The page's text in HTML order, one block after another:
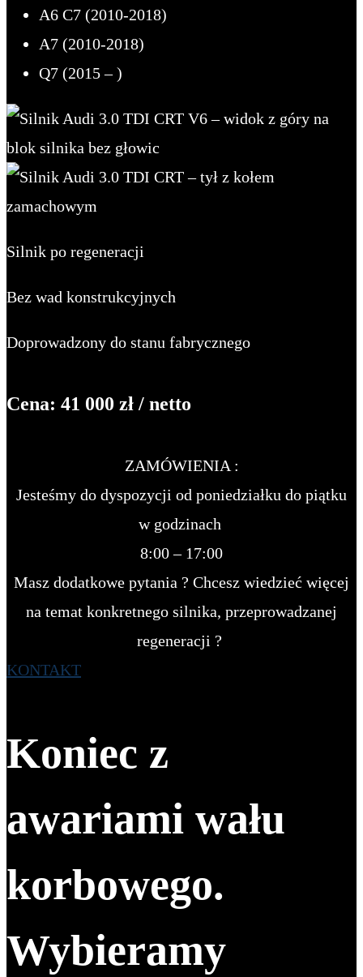
A6 C7 (2010-2018)
A7 (2010-2018)
Q7 (2015 – )
Silnik po regeneracji
Bez wad konstrukcyjnych
Doprowadzony do stanu fabrycznego
Cena: 41 000 zł / netto
ZAMÓWIENIA :
Jesteśmy do dyspozycji od poniedziałku do piątku
w godzinach
8:00 – 17:00
Masz dodatkowe pytania ? Chcesz wiedzieć więcej
na temat konkretnego silnika, przeprowadzanej
regeneracji ?
KONTAKT
Koniec z
awariami wału
korbowego.
Wybieramy